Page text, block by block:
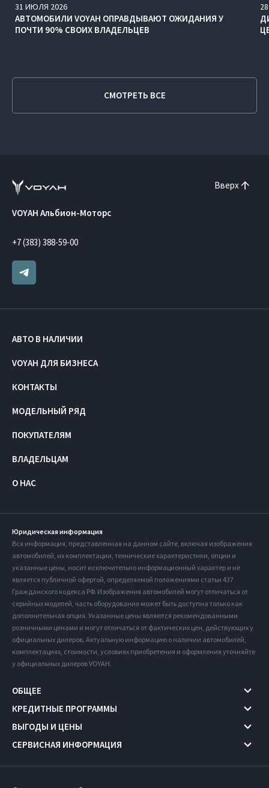
31 ИЮЛЯ 2026
АВТОМОБИЛИ VOYAH ОПРАВДЫВАЮТ ОЖИДАНИЯ У
ПОЧТИ 90% СВОИХ ВЛАДЕЛЬЦЕВ
28
СМОТРЕТЬ ВСЕ
Вверх
VOYAH Альбион-Моторс
+7 (383) 388-59-00
АВТО В НАЛИЧИИ
VOYAH ДЛЯ БИЗНЕСА
КОНТАКТЫ
МОДЕЛЬНЫЙ РЯД
ПОКУПАТЕЛЯМ
ВЛАДЕЛЬЦАМ
О НАС
Юридическая информация
Вся информация, представленная на данном сайте, включая изображения
автомобилей, их комплектации, технические характеристики, опции и
указанные цены, носит исключительно информационный характер и не
является публичной офертой, определяемой положениями статьи 437
Гражданского кодекса РФ. Изображения автомобилей могут отличаться от
серийных моделей, часть оборудования может быть доступна только как
дополнительная опция. Указанные цены являются рекомендованными
розничными ценами и могут отличаться от фактических цен, действующих у
официальных дилеров. Актуальную информацию о наличии автомобилей,
комплектациях, стоимости, условиях приобретения и оформления уточняйте
у официальных дилеров VOYAH.
ОБЩЕЕ
КРЕДИТНЫЕ ПРОГРАММЫ
ВЫГОДЫ И ЦЕНЫ
СЕРВИСНАЯ ИНФОРМАЦИЯ